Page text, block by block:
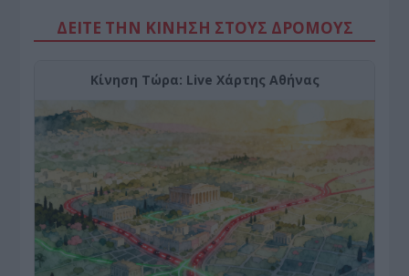
ΔΕΙΤΕ ΤΗΝ ΚΙΝΗΣΗ ΣΤΟΥΣ ΔΡΌΜΟΥΣ
Κίνηση Τώρα: Live Χάρτης Αθήνας